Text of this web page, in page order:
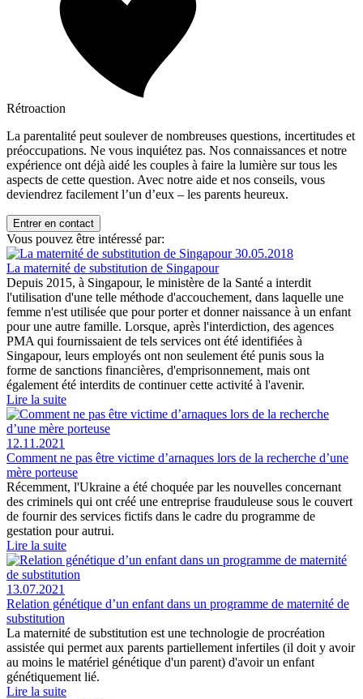
Rétroaction
La parentalité peut soulever de nombreuses questions, incertitudes et
préoccupations. Ne vous inquiétez pas. Nos connaissances et notre
expérience ont déjà aidé les couples à faire la lumière sur tous les
aspects de cette question. Avec notre aide et nos conseils, vous
deviendrez facilement l’un d’eux – les parents heureux.
Entrer en contact
Vous pouvez être intéressé par:
30.05.2018
La maternité de substitution de Singapour
Depuis 2015, à Singapour, le ministère de la Santé a interdit
l'utilisation d'une telle méthode d'accouchement, dans laquelle une
femme n'est utilisée que pour porter et donner naissance à un enfant
pour une autre famille. Lorsque, après l'interdiction, des agences
PMA qui fournissaient de tels services ont été identifiées à
Singapour, leurs employés ont non seulement été punis sous la
forme de sanctions financières, d'emprisonnement, mais ont
également été interdits de continuer cette activité à l'avenir.
Lire la suite
12.11.2021
Comment ne pas être victime d’arnaques lors de la recherche d’une
mère porteuse
Récemment, l'Ukraine a été choquée par les nouvelles concernant
des criminels qui ont créé une entreprise frauduleuse sous le couvert
de fournir des services fictifs dans le cadre du programme de
gestation pour autrui.
Lire la suite
13.07.2021
Relation génétique d’un enfant dans un programme de maternité de
substitution
La maternité de substitution est une technologie de procréation
assistée qui permet aux parents partiellement infertiles (il doit y avoir
au moins le matériel génétique d'un parent) d'avoir un enfant
génétiquement lié.
Lire la suite